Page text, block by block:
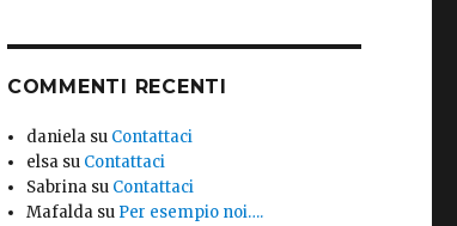
COMMENTI RECENTI
daniela su Contattaci
elsa su Contattaci
Sabrina su Contattaci
Mafalda su Per esempio noi….